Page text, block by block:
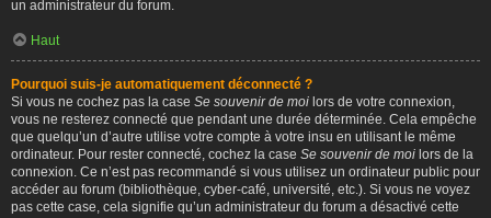
un administrateur du forum.
Haut
Pourquoi suis-je automatiquement déconnecté ?
Si vous ne cochez pas la case Se souvenir de moi lors de votre connexion,
vous ne resterez connecté que pendant une durée déterminée. Cela empêche
que quelqu’un d’autre utilise votre compte à votre insu en utilisant le même
ordinateur. Pour rester connecté, cochez la case Se souvenir de moi lors de la
connexion. Ce n’est pas recommandé si vous utilisez un ordinateur public pour
accéder au forum (bibliothèque, cyber-café, université, etc.). Si vous ne voyez
pas cette case, cela signifie qu’un administrateur du forum a désactivé cette